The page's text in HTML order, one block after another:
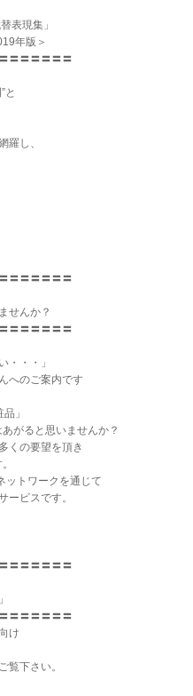
表現集」
年版＞
〓〓〓〓〓〓
と
羅し、
〓〓〓〓〓〓
せんか？
〓〓〓〓〓〓
・・・」
へのご案内です
」
がると思いませんか？
くの要望を頂き
ットワークを通じて
ービスです。
〓〓〓〓〓〓
〓〓〓〓〓〓
け
覧下さい。